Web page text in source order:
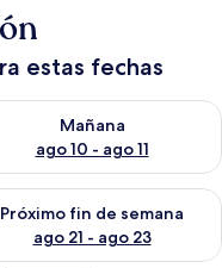
estas fechas
9 - ago 10
Mañana
ago 10 - ago 11
la disponibilidad
de semana ago 14 -
Próximo fin de semana
ago 21 - ago 23
la disponibilidad